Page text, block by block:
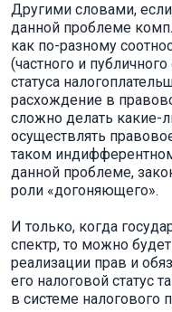
Другими словами,
данной проблеме
как по-разному
(частного и
статуса
расхождение в
сложно делать какие-
осуществлять
таком
данной проблеме,
роли «догоняющего».
И только, когда
спектр, то можно
реализации прав и
его налоговой статус
в системе налогового